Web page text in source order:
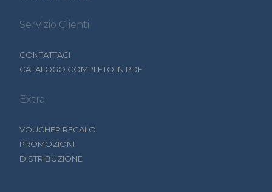
Servizio Clienti
CONTATTACI
CATALOGO COMPLETO IN PDF
Extra
VOUCHER REGALO
PROMOZIONI
DISTRIBUZIONE